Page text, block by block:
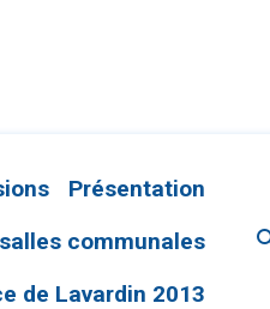
Présentation
communales
de Lavardin 2013